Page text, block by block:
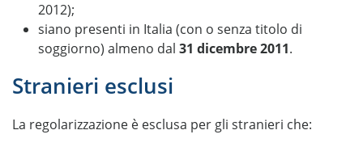
2012);
siano presenti in Italia (con o senza titolo di
soggiorno) almeno dal 31 dicembre 2011.
Stranieri esclusi
La regolarizzazione è esclusa per gli stranieri che: